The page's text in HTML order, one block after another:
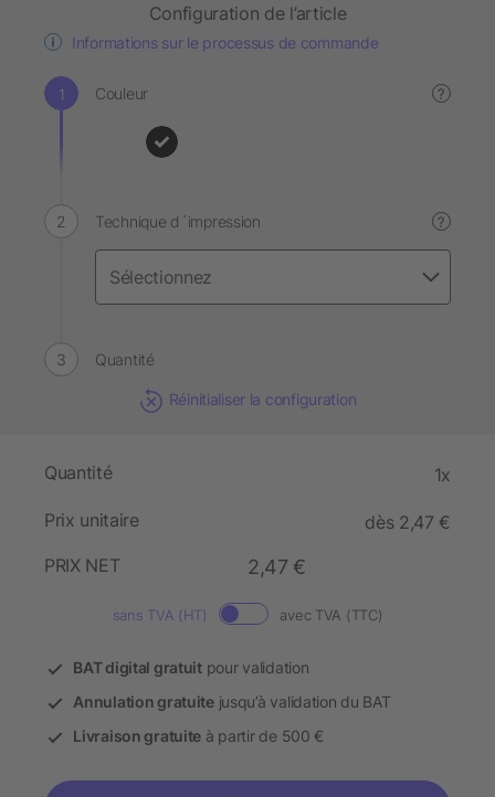
Configuration de l’article
Informations sur le processus de commande
Couleur ?
Technique d´impression ?
Quantité
Réinitialiser la configuration
Quantité 1x
Prix unitaire
dès 2,47 €
PRIX NET
2,47 €
sans TVA (HT) avec TVA (TTC)
BAT digital gratuitpour validation
Annulation gratuitejusqu’à validation du BAT
Livraison gratuite à partir de 500 €